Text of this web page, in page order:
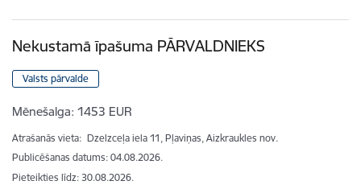
Nekustamā īpašuma PĀRVALDNIEKS
Valsts pārvalde
Mēnešalga: 1453 EUR
Atrašanās vieta: Dzelzceļa iela 11, Pļaviņas, Aizkraukles nov.
Publicēšanas datums: 04.08.2026.
Pieteikties līdz: 30.08.2026.